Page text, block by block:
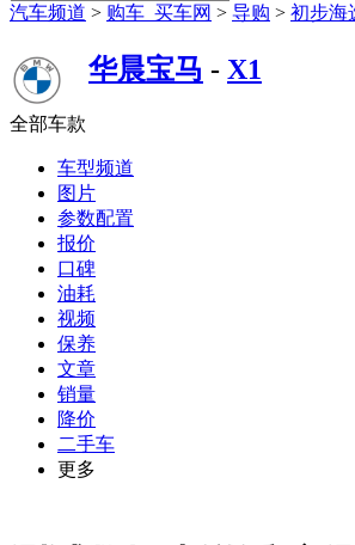
汽车频道 > 购车_买车网 > 导购 > 初步海
华晨宝马 - X1
全部车款
车型频道
图片
参数配置
报价
口碑
油耗
视频
保养
文章
销量
降价
二手车
更多